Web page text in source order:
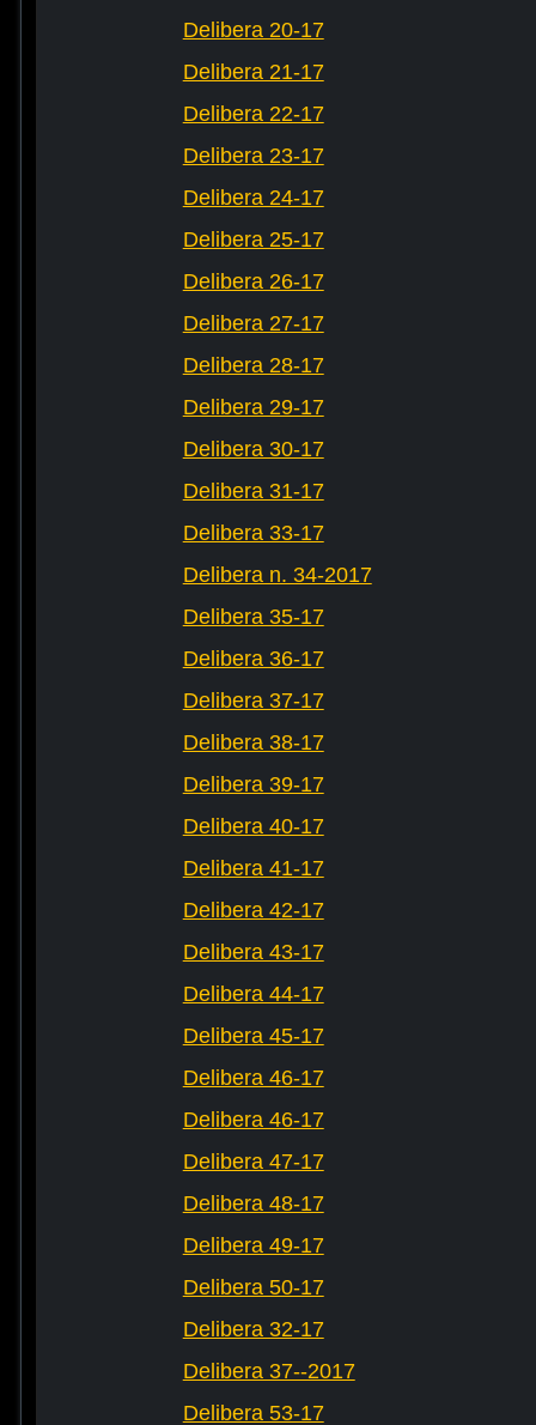
Delibera 20-17
Delibera 21-17
Delibera 22-17
Delibera 23-17
Delibera 24-17
Delibera 25-17
Delibera 26-17
Delibera 27-17
Delibera 28-17
Delibera 29-17
Delibera 30-17
Delibera 31-17
Delibera 33-17
Delibera n. 34-2017
Delibera 35-17
Delibera 36-17
Delibera 37-17
Delibera 38-17
Delibera 39-17
Delibera 40-17
Delibera 41-17
Delibera 42-17
Delibera 43-17
Delibera 44-17
Delibera 45-17
Delibera 46-17
Delibera 46-17
Delibera 47-17
Delibera 48-17
Delibera 49-17
Delibera 50-17
Delibera 32-17
Delibera 37--2017
Delibera 53-17